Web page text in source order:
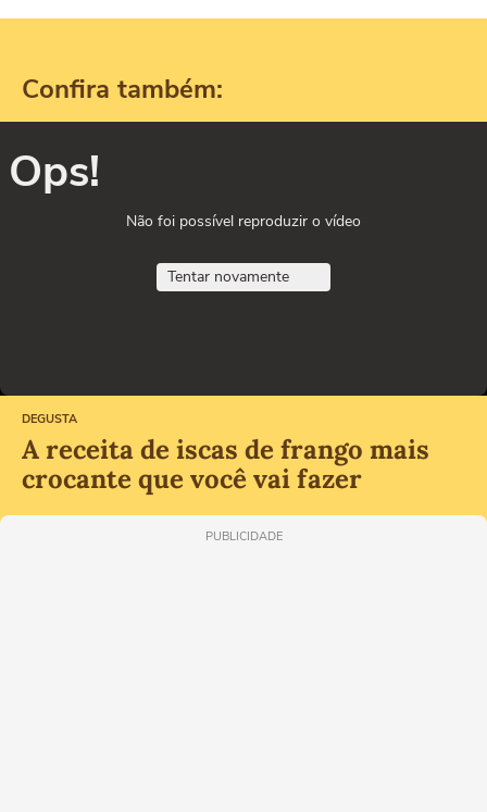
Confira também:
Ops!
Não foi possível reproduzir o vídeo
Tentar novamente
DEGUSTA
A receita de iscas de frango mais
crocante que você vai fazer
PUBLICIDADE